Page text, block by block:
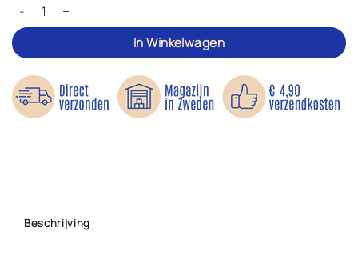
Xerxes de leeuw - Applicatie aantal
In Winkelwagen
Beschrijving